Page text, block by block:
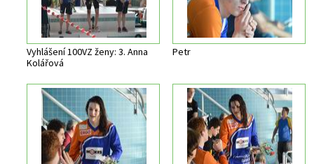
Vyhlášení 100VZ ženy: 3. Anna
Kolářová
Petr